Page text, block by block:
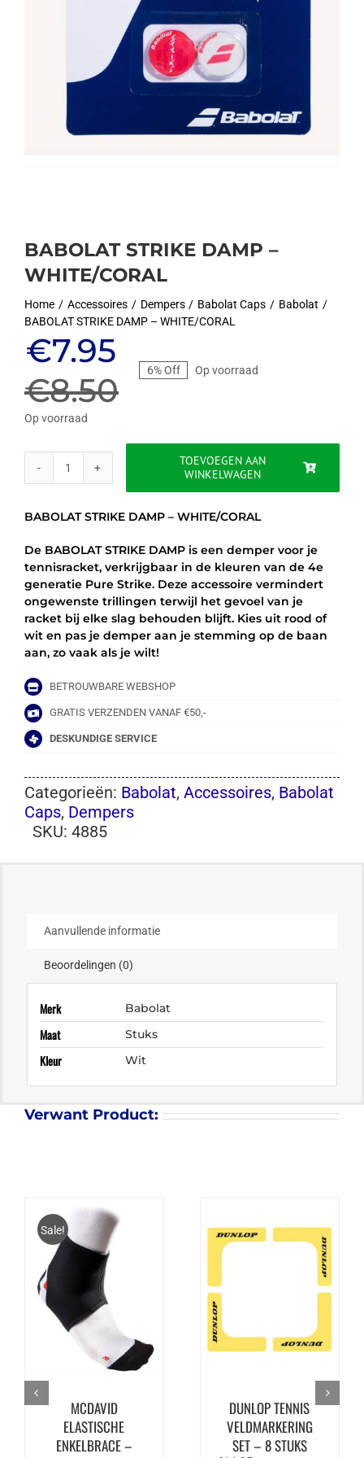
BABOLAT STRIKE DAMP –
WHITE/CORAL
Home Accessoires Dempers Babolat Caps
Babolat
BABOLAT STRIKE DAMP – WHITE/CORAL
€8.50
Oorspronkelijke
prijs
was:
€8.50.
€7.95
Huidige
prijs
is:
€7.95.
6% Off Op voorraad
Op voorraad
BABOLAT
WHITE/CORAL
aantal
TOEVOEGEN AAN
WINKELWAGEN
BABOLAT STRIKE DAMP – WHITE/CORAL
De BABOLAT STRIKE DAMP is een demper voor je
tennisracket, verkrijgbaar in de kleuren van de 4e
generatie Pure Strike. Deze accessoire vermindert
ongewenste trillingen terwijl het gevoel van je
racket bij elke slag behouden blijft. Kies uit rood of
wit en pas je demper aan je stemming op de baan
aan, zo vaak als je wilt!
BETROUWBARE WEBSHOP
GRATIS VERZENDEN VANAF €50,-
DESKUNDIGE SERVICE
Categorieën: Babolat, Accessoires, Babolat
Caps, Dempers
SKU: 4885
Aanvullende informatie
Beoordelingen (0)
Merk Babolat
Maat Stuks
Kleur Wit
Verwant Product:
Sale!
MCDAVID
ELASTISCHE
ENKELBRACE –
DUNLOP TENNIS
VELDMARKERING
SET – 8 STUKS